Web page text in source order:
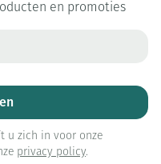
en promoties
u zich in voor onze
privacy policy.